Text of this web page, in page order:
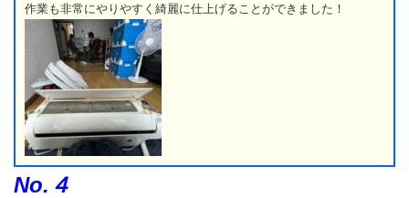
作業も非常にやりやすく綺麗に仕上げることができました！
No.４